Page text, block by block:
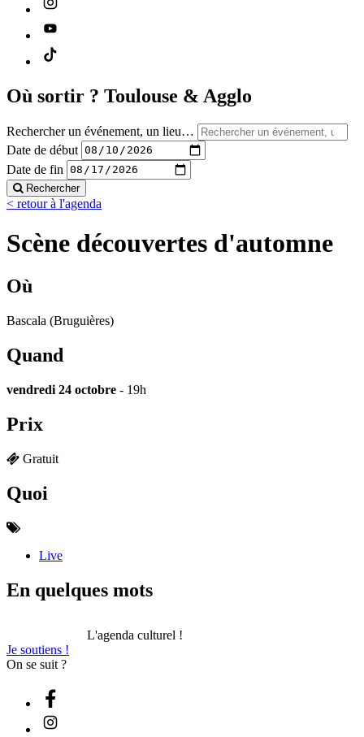
Où sortir ? Toulouse & Agglo
Rechercher un événement, un lieu…
Date de début
Date de fin
Rechercher
< retour à l'agenda
Scène découvertes d'automne
Où
Bascala (Bruguières)
Quand
vendredi 24 octobre - 19h
Prix
Gratuit
Quoi
Live
En quelques mots
L'agenda culturel !
Je soutiens !
On se suit ?